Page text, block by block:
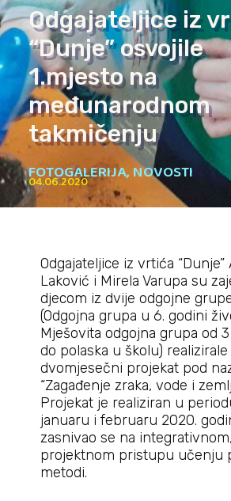
Odgajateljice iz
“Dunje” osvojile
1.mjesto na
međunarodnom
takmičenju
FOTOGALERIJA,NOVOSTI
04.06.2020
Odgajateljice iz vrtića “Dunje”
Laković i Mirela Varupa su
djecom iz dvije odgojne
(Odgojna grupa u 6. godini
Mješovita odgojna grupa od
do polaska u školu) realizirale
dvomjesečni projekat pod
“Zagađenje zraka, vode i
Projekat je realiziran u
januaru i februaru 2020.
zasnivao se na integrativnom,
projektnom pristupu učenju
metodi.